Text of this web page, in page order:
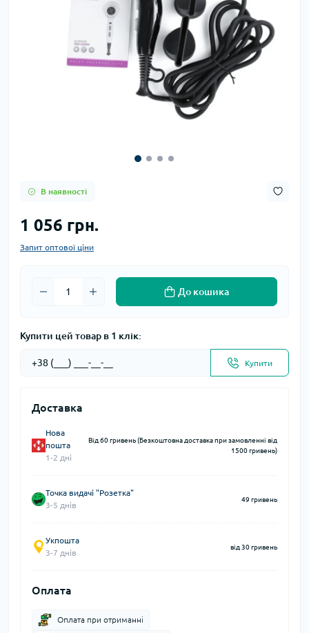
В наявності
1 056 грн.
Запит оптової ціни
До кошика
Купити цей товар в 1 клік:
Купити
Доставка
Нова
пошта
1-2 дні
Від 60 гривень (Безкоштовна доставка при замовленні від
1500 гривень)
Точка видачі "Розетка"
3-5 днів
49 гривень
Укпошта
3-7 днів
від 30 гривень
Оплата
Оплата при отриманні